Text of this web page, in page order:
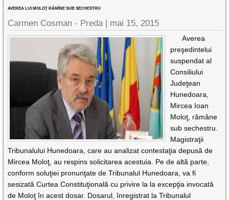
AVEREA LUI MOLOŢ RĂMÎNE SUB SECHESTRU
Carmen Cosman - Preda | mai 15, 2015
Averea
preşedintelui
suspendat al
Consiliului
Judeţean
Hunedoara,
Mircea Ioan
Moloţ, rămâne
sub sechestru.
Magistraţii
Tribunalului Hunedoara, care au analizat contestaţia depusă de
Mircea Moloţ, au respins solicitarea acestuia. Pe de altă parte,
conform soluţiei pronunţate de Tribunalul Hunedoara, va fi
sesizată Curtea Constituţională cu privire la la excepţia invocată
de Moloţ în acest dosar. Dosarul, înregistrat la Tribunalul